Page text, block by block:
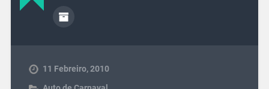
11 Febreiro, 2010